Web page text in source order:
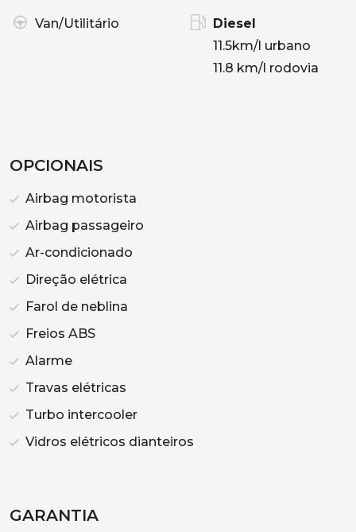
Van/Utilitário
Diesel
11.5km/l urbano
11.8 km/l rodovia
OPCIONAIS
Airbag motorista
Airbag passageiro
Ar-condicionado
Direção elétrica
Farol de neblina
Freios ABS
Alarme
Travas elétricas
Turbo intercooler
Vidros elétricos dianteiros
GARANTIA